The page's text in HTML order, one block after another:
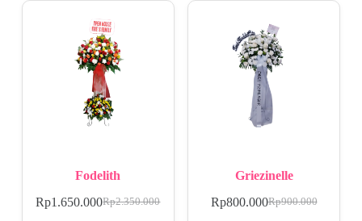
Fodelith
Rp2.350.000
Rp1.650.000
Griezinelle
Rp900.000
Rp800.000